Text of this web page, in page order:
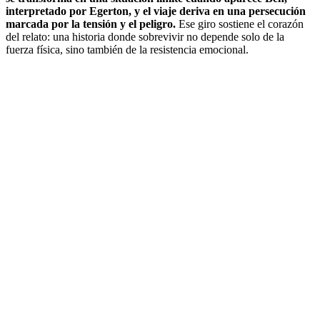
interpretado por Egerton, y el viaje deriva en una persecución
marcada por la tensión y el peligro. Ese giro sostiene el corazón
del relato: una historia donde sobrevivir no depende solo de la
fuerza física, sino también de la resistencia emocional.